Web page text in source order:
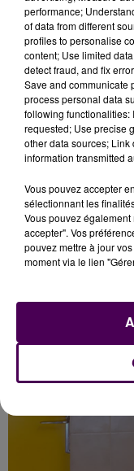
performance;
of data from different
profiles to personalise
content; Use limited
detect fraud, and fix
Save and communicate
process personal data
following functionalities:
requested; Use precise
other data sources;
information transmitted
Vous pouvez accepter
sélectionnant les
Vous pouvez
accepter". Vos
pouvez mettre à jour
moment via le lien